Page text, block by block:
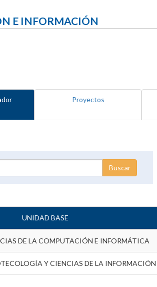
E INFORMACIÓN
Proyectos
UNIDAD BASE
DE LA COMPUTACIÓN E INFORMÁTICA
Y CIENCIAS DE LA INFORMACIÓN